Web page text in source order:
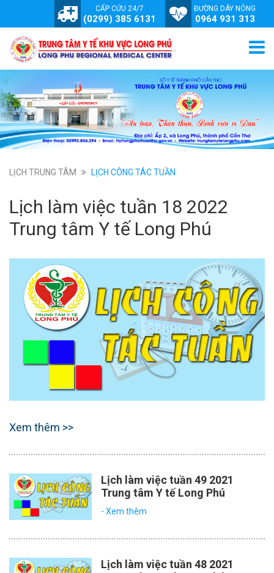
CẤP CỨU 24/7
(0299) 385 6131
ĐƯỜNG DÂY NÓNG
0964 931 313
LỊCH TRUNG TÂM LỊCH CÔNG TÁC TUẦN
Lịch làm việc tuần 18 2022
Trung tâm Y tế Long Phú
Xem thêm >>
Lịch làm việc tuần 49 2021
Trung tâm Y tế Long Phú
- Xem thêm
Lịch làm việc tuần 48 2021